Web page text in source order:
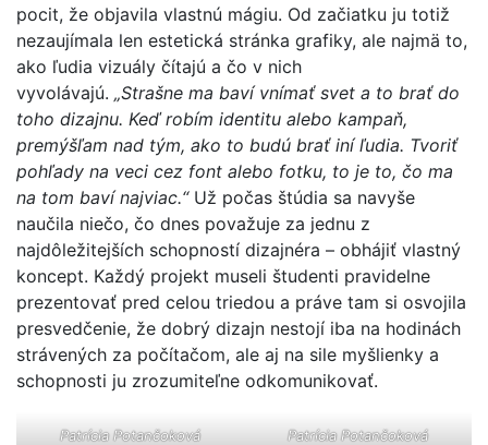
pocit, že objavila vlastnú mágiu. Od začiatku ju totiž
nezaujímala len estetická stránka grafiky, ale najmä to,
ako ľudia vizuály čítajú a čo v nich
vyvolávajú. „Strašne ma baví vnímať svet a to brať do
toho dizajnu. Keď robím identitu alebo kampaň,
premýšľam nad tým, ako to budú brať iní ľudia. Tvoriť
pohľady na veci cez font alebo fotku, to je to, čo ma
na tom baví najviac.“Už počas štúdia sa navyše
naučila niečo, čo dnes považuje za jednu z
najdôležitejších schopností dizajnéra – obhájiť vlastný
koncept. Každý projekt museli študenti pravidelne
prezentovať pred celou triedou a práve tam si osvojila
presvedčenie, že dobrý dizajn nestojí iba na hodinách
strávených za počítačom, ale aj na sile myšlienky a
schopnosti ju zrozumiteľne odkomunikovať.
Patrícia Potančoková
Patrícia Potančoková